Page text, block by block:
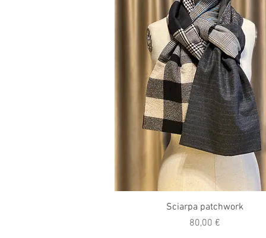
Vista rapida
Sciarpa patchwork
Prezzo
80,00 €